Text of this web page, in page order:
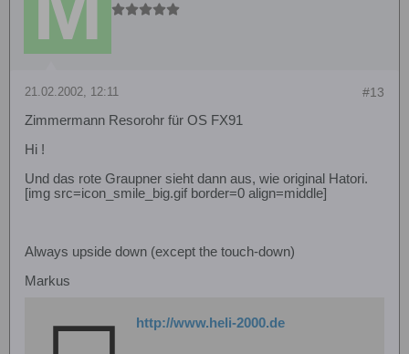
#13
21.02.2002, 12:11
Zimmermann Resorohr für OS FX91
Hi !
Und das rote Graupner sieht dann aus, wie original Hatori.
[img src=icon_smile_big.gif border=0 align=middle]
Always upside down (except the touch-down)
Markus
http://www.heli-2000.de